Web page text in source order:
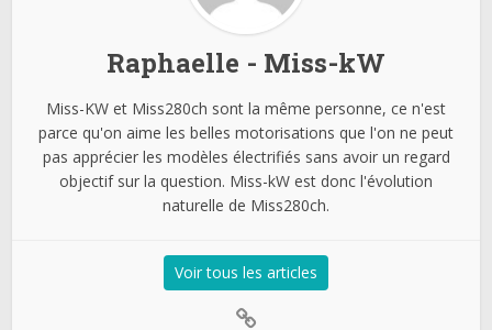
Raphaelle - Miss-kW
Miss-KW et Miss280ch sont la même personne, ce n'est
parce qu'on aime les belles motorisations que l'on ne peut
pas apprécier les modèles électrifiés sans avoir un regard
objectif sur la question. Miss-kW est donc l'évolution
naturelle de Miss280ch.
Voir tous les articles